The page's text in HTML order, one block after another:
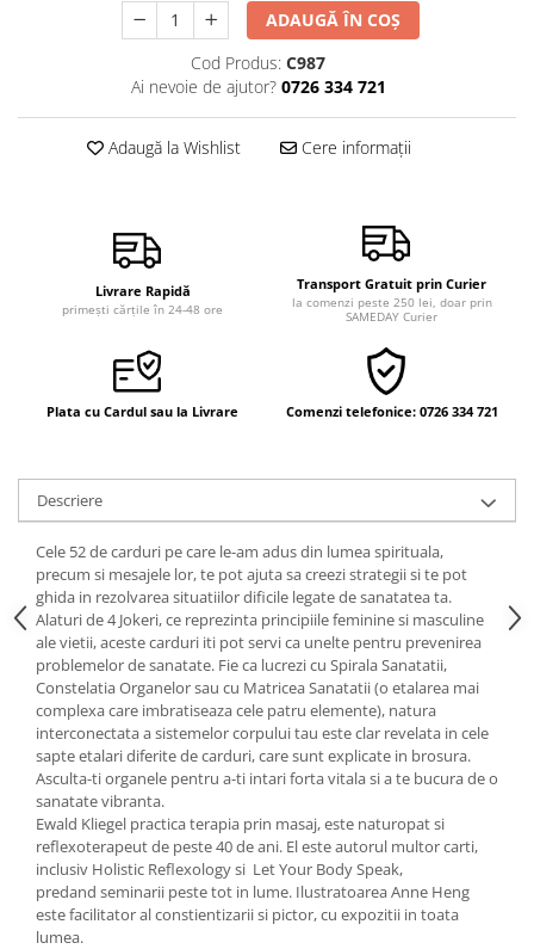
Psihologie practică
Seria Masaru Emoto
Inspiraţie divină
Vindecare spirituală
Viaţa de după moarte
Supă de pui pentru suflet
Yoga
Oracol
Spiritualitate şi ştiinţă
Fără categorie
Cunoaștere
ADAUGĂ ÎN COȘ
Cod Produs: C987
Ai nevoie de ajutor? 0726 334 721
Adaugă la Wishlist Cere informații
Livrare Rapidă
primești cărțile în 24-48 ore
Transport Gratuit prin Curier
la comenzi peste 250 lei, doar prin
SAMEDAY Curier
Plata cu Cardul sau la Livrare Comenzi telefonice: 0726 334 721
Descriere
Cele 52 de carduri pe care le-am adus din lumea spirituala,
precum si mesajele lor, te pot ajuta sa creezi strategii si te pot
ghida in rezolvarea situatiilor dificile legate de sanatatea ta.
Alaturi de 4 Jokeri, ce reprezinta principiile feminine si masculine
ale vietii, aceste carduri iti pot servi ca unelte pentru prevenirea
problemelor de sanatate. Fie ca lucrezi cu Spirala Sanatatii,
Constelatia Organelor sau cu Matricea Sanatatii (o etalarea mai
complexa care imbratiseaza cele patru elemente), natura
interconectata a sistemelor corpului tau este clar revelata in cele
sapte etalari diferite de carduri, care sunt explicate in brosura.
Asculta-ti organele pentru a-ti intari forta vitala si a te bucura de o
sanatate vibranta.
Ewald Kliegel practica terapia prin masaj, este naturopat si
reflexote­rapeut de peste 40 de ani. El este autorul multor carti,
inclusiv Holistic Reflexology si Let Your Body Speak,
predand seminarii peste tot in lume. Ilustratoarea Anne Heng
este facilitator al constientizarii si pictor, cu expozitii in toata
lumea.